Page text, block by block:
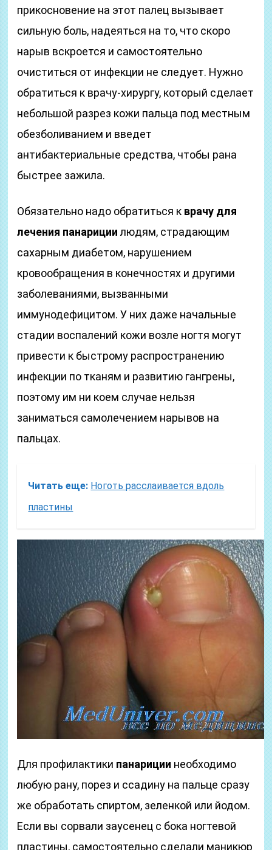
прикосновение на этот палец вызывает
сильную боль, надеяться на то, что скоро
нарыв вскроется и самостоятельно
очиститься от инфекции не следует. Нужно
обратиться к врачу-хирургу, который сделает
небольшой разрез кожи пальца под местным
обезболиванием и введет
антибактериальные средства, чтобы рана
быстрее зажила.
Обязательно надо обратиться к врачу для
лечения панариции людям, страдающим
сахарным диабетом, нарушением
кровообращения в конечностях и другими
заболеваниями, вызванными
иммунодефицитом. У них даже начальные
стадии воспалений кожи возле ногтя могут
привести к быстрому распространению
инфекции по тканям и развитию гангрены,
поэтому им ни коем случае нельзя
заниматься самолечением нарывов на
пальцах.
Читать еще: Ноготь расслаивается вдоль
пластины
Для профилактики панариции необходимо
любую рану, порез и ссадину на пальце сразу
же обработать спиртом, зеленкой или йодом.
Если вы сорвали заусенец с бока ногтевой
пластины, самостоятельно сделали маникюр